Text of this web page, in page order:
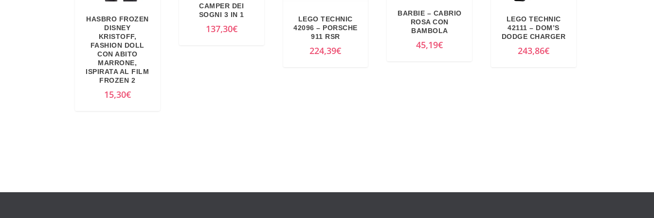
e
e
r
a
1
HASBRO FROZEN
DISNEY
KRISTOFF,
FASHION DOLL
CON ABITO
MARRONE,
ISPIRATA AL FILM
FROZEN 2
15,30€
CAMPER DEI
SOGNI 3 IN 1
137,30€
LEGO TECHNIC
42096 – PORSCHE
911 RSR
224,39€
BARBIE – CABRIO
ROSA CON
BAMBOLA
45,19€
LEGO TECHNIC
42111 – DOM’S
DODGE CHARGER
243,86€